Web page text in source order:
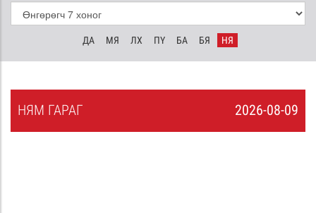
ДА МЯ ЛХ ПҮ БА БЯ НЯ
2026-08-09
НЯМ ГАРАГ